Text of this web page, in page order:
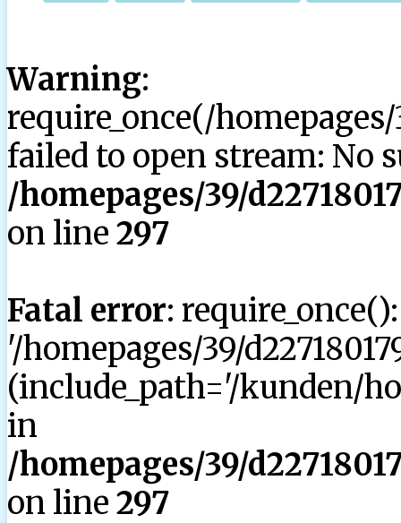
Warning:
require_once(/
failed to open stream: No
/homepages/39/
on line 297
Fatal error:
'/homepages/39/
(include_path='/kunden/
in
/homepages/39/
on line 297